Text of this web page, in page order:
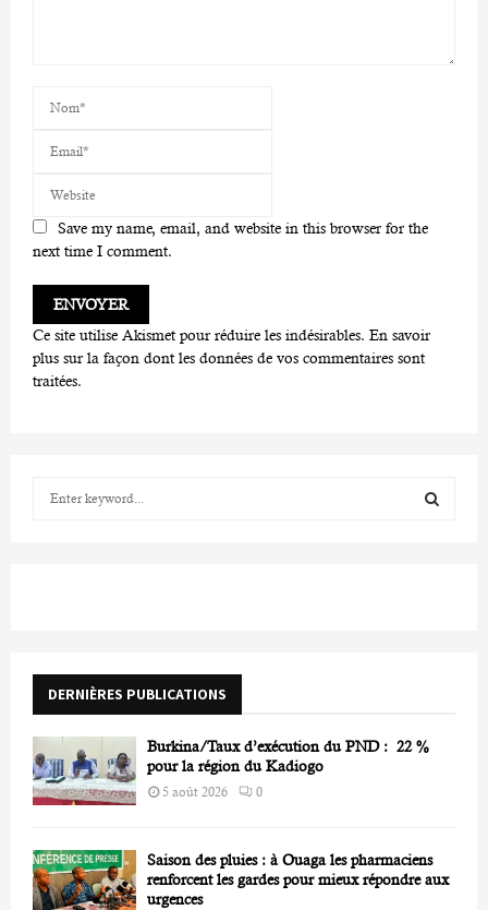
Save my name, email, and website in this browser for the
next time I comment.
Ce site utilise Akismet pour réduire les indésirables. En savoir
plus sur la façon dont les données de vos commentaires sont
traitées.
r
DERNIÈRES PUBLICATIONS
Burkina/Taux d’exécution du PND : 22 %
pour la région du Kadiogo
5 août 2026 0
Saison des pluies : à Ouaga les pharmaciens
renforcent les gardes pour mieux répondre aux
urgences